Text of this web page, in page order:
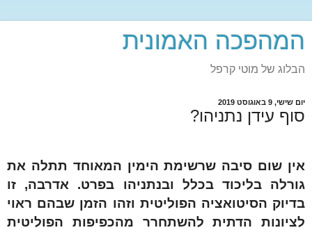
המהפכה האמונית
הבלוג של מוטי קרפל
יום שישי, 9 באוגוסט 2019
סוף עידן נתניהו?
אין שום סיבה שרשימת הימין המאוחד תתלה את
גורלה בליכוד בכלל ובנתניהו בפרט. אדרבה, זו
בדיוק הסיטואציה הפוליטית וזהו הזמן שבהם ראוי
לציונות הדתית להשתחרר מהכפיפות הפוליטית